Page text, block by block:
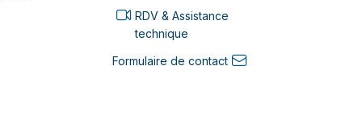
RDV & Assistance
technique
Formulaire de contact